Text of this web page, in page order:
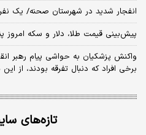
انفجار شدید در شهرستان صحنه/ یک
پیش‌بینی قیمت طلا، دلار و سکه امروز پنجشنبه ۱۵
واکنش پزشکیان به حواشی پیام رهبر
برخی افراد که دنبال تفرقه بودند، از
تازه‌های